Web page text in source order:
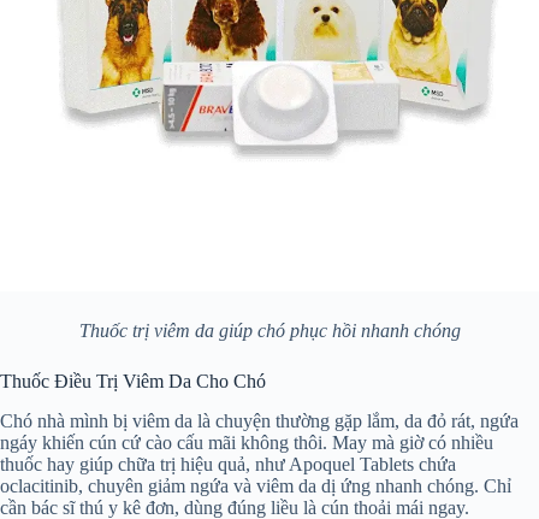
Thuốc trị viêm da giúp chó phục hồi nhanh chóng
Thuốc Điều Trị Viêm Da Cho Chó
Chó nhà mình bị viêm da là chuyện thường gặp lắm, da đỏ rát, ngứa
ngáy khiến cún cứ cào cấu mãi không thôi. May mà giờ có nhiều
thuốc hay giúp chữa trị hiệu quả, như Apoquel Tablets chứa
oclacitinib, chuyên giảm ngứa và viêm da dị ứng nhanh chóng. Chỉ
cần bác sĩ thú y kê đơn, dùng đúng liều là cún thoải mái ngay.